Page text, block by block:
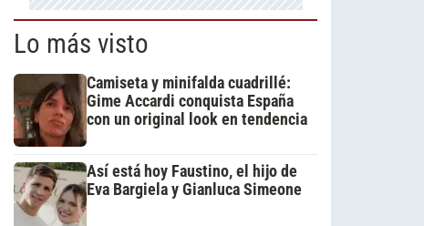
Lo más visto
Camiseta y minifalda cuadrillé:
Gime Accardi conquista España
con un original look en tendencia
Así está hoy Faustino, el hijo de
Eva Bargiela y Gianluca Simeone